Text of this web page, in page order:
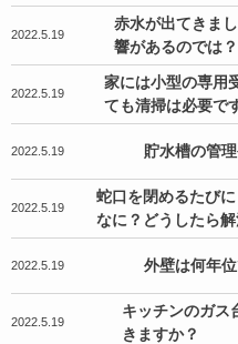
2022.5.19
赤水が出てきま
響があるのでは？
2022.5.19
家には小型の専用
ても清掃は必要で
2022.5.19 貯水槽の管
2022.5.19
蛇口を閉めるたび
なに？どうしたら解
2022.5.19 外壁は何年
2022.5.19
キッチンのガス
きますか？